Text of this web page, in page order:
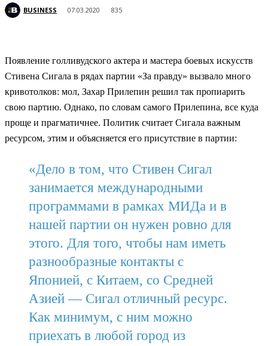
BUSINESS 07.03.2020 835
Появление голливудского актера и мастера боевых искусств
Стивена Сигала в рядах партии «За правду» вызвало много
кривотолков: мол, Захар Прилепин решил так пропиарить
свою партию. Однако, по словам самого Прилепина, все куда
проще и прагматичнее. Политик считает Сигала важным
ресурсом, этим и объясняется его присутствие в партии:
«Дело в том, что Стивен Сигал
занимается международными
программами в рамках МИДа и в
нашей партии он нужен ровно для
этого. Для того, чтобы нам иметь
разнообразные контакты с
Японией, с Китаем, со Средней
Азией — Сигал отличный ресурс.
Как минимум, с ним можно
приехать в любой город из